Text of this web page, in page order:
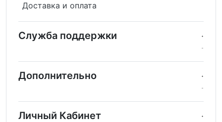
Доставка и оплата
Служба поддержки
Дополнительно
Личный Кабинет